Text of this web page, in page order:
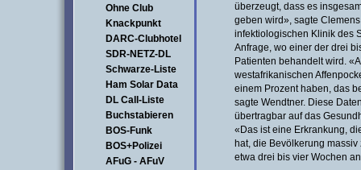
Ohne Club
Knackpunkt
DARC-Clubhotel
SDR-NETZ-DL
Schwarze-Liste
Ham Solar Data
DL Call-Liste
Buchstabieren
BOS-Funk
BOS+Polizei
AFuG - AFuV
überzeugt, dass es
geben wird», sagte
infektiologischen Klinik des
Anfrage, wo einer der drei
Patienten behandelt wird.
westafrikanischen
einem Prozent haben, das
sagte Wendtner. Diese
übertragbar auf das
«Das ist eine Erkrankung,
hat, die Bevölkerung
etwa drei bis vier Wochen